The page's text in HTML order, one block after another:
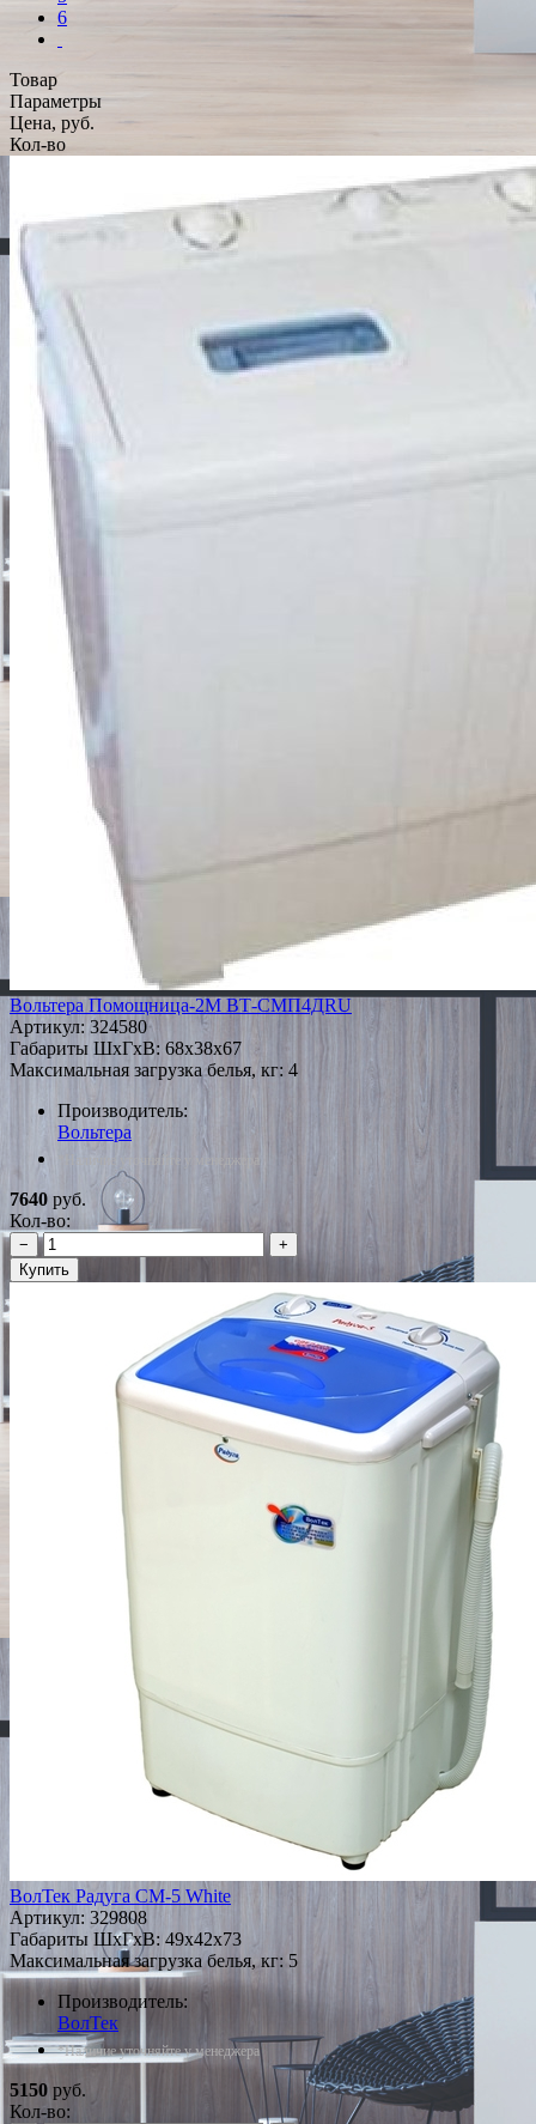
6
Товар
Параметры
Цена, руб.
Кол-во
Вольтера Помощница-2М ВТ-СМП4ДRU
Артикул: 324580
Габариты ШxГxВ: 68x38x67
Максимальная загрузка белья, кг: 4
Производитель:
Вольтера
*Наличие уточняйте у менеджера
7640 руб.
Кол-во:
−
+
Купить
ВолТек Радуга СМ-5 White
Артикул: 329808
Габариты ШxГxВ: 49x42x73
Максимальная загрузка белья, кг: 5
Производитель:
ВолТек
*Наличие уточняйте у менеджера
5150 руб.
Кол-во: